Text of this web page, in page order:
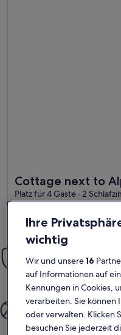
Cottage next to Alps to Ocean Cycle trail
at Lake Benmore
Platz für 4 Gäste · 2
Außergewöhnlich
außergewöhnlich
(15
bewertungen)
Einfach sorglos
Mit unserer Mit-
um die Uhr
Mehr gemeinsame
Von der Buchung bis
ist einfach und
Ihre
wichtig
Wir und unsere16
auf Informationen auf
Kennungen in Cookies,
verarbeiten. Sie können
oder verwalten. Klicken
besuchen Sie jederzeit